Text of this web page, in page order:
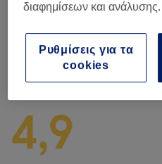
Special Υπηρεσίες (1)
Αξιολογήσεις
4,9
διαφημίσεων και ανάλυσης.
Ρυθμίσεις για τα
cookies